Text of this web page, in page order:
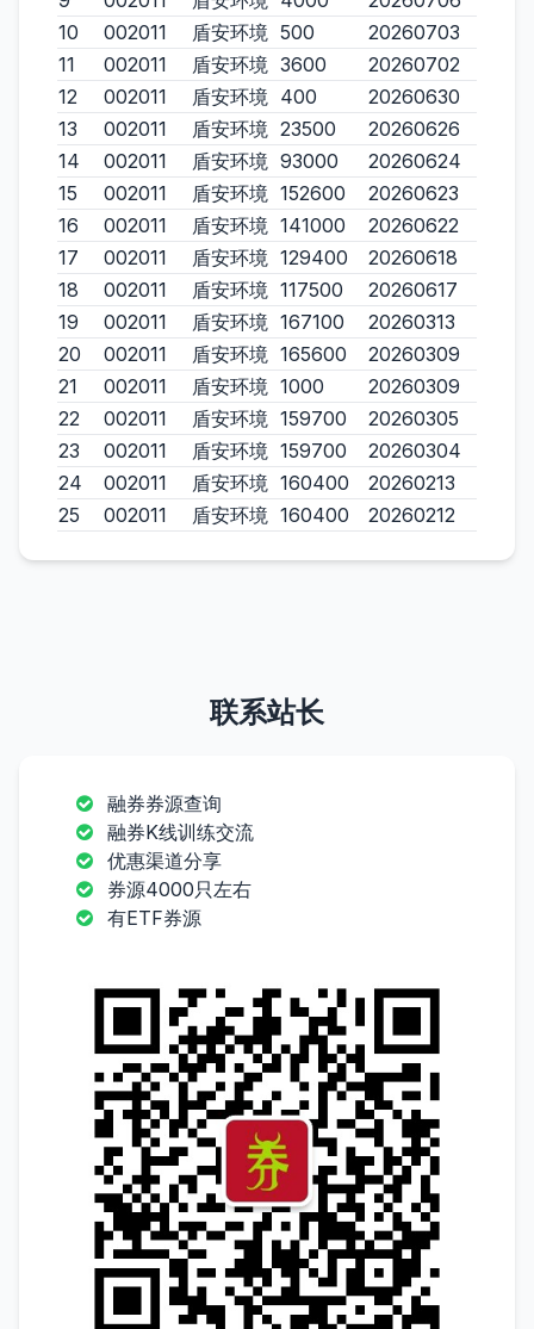
10
002011 盾安环境 500
20260703
11
002011 盾安环境 3600
20260702
12
002011 盾安环境 400
20260630
13
002011 盾安环境 23500
20260626
14
002011 盾安环境 93000
20260624
15
002011 盾安环境 152600
20260623
16
002011 盾安环境 141000
20260622
17
002011 盾安环境 129400
20260618
18
002011 盾安环境 117500
20260617
19
002011 盾安环境 167100
20260313
20
002011 盾安环境 165600
20260309
21
002011 盾安环境 1000
20260309
22
002011 盾安环境 159700
20260305
23
002011 盾安环境 159700
20260304
24
002011 盾安环境 160400
20260213
25
002011 盾安环境 160400 20260212
联系站长
融券券源查询
融券K线训练交流
优惠渠道分享
券源4000只左右
有ETF券源